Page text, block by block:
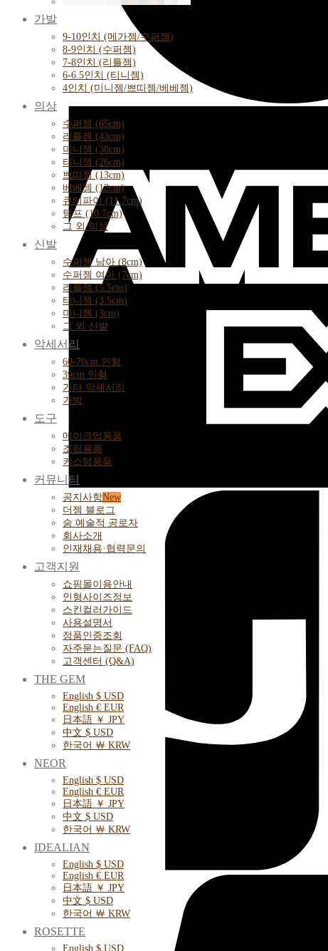
가발
9-10인치 (메가젬/수퍼젬)
8-9인치 (수퍼젬)
7-8인치 (리틀젬)
6-6.5인치 (티니젬)
4인치 (미니젬/쁘띠젬/베베젬)
의상
수퍼젬 (65cm)
리틀젬 (43cm)
미니젬 (30cm)
티니젬 (26cm)
쁘띠젬 (13cm)
베베젬 (12cm)
큐티파이 (11.7cm)
팀프 (10.7cm)
그 외 의상
신발
수퍼젬 남아 (8cm)
수퍼젬 여아 (7cm)
리틀젬 (5.5cm)
티니젬 (3.5cm)
미니젬 (3cm)
그 외 신발
악세서리
60-70cm 인형
39cm 인형
기타 악세서리
가방
도구
메이크업용품
조립용품
커스텀용품
커뮤니티
공지사항
더젬 블로그
숨 예술적 공로자
회사소개
인재채용·협력문의
고객지원
쇼핑몰이용안내
인형사이즈정보
스킨컬러가이드
사용설명서
정품인증조회
자주묻는질문 (FAQ)
고객센터 (Q&A)
THE GEM
English $ USD
English € EUR
日本語 ￥ JPY
中文 $ USD
한국어 ￦ KRW
NEOR
English $ USD
English € EUR
日本語 ￥ JPY
中文 $ USD
한국어 ￦ KRW
IDEALIAN
English $ USD
English € EUR
日本語 ￥ JPY
中文 $ USD
한국어 ￦ KRW
ROSETTE
English $ USD